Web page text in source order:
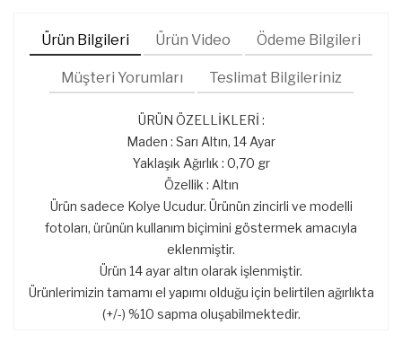
Ürün Bilgileri Ürün Video Ödeme Bilgileri
Müşteri Yorumları Teslimat Bilgileriniz
ÜRÜN ÖZELLİKLERİ :
Maden : Sarı Altın, 14 Ayar
Yaklaşık Ağırlık : 0,70 gr
Özellik : Altın
Ürün sadece Kolye Ucudur. Ürünün zincirli ve modelli
fotoları, ürünün kullanım biçimini göstermek amacıyla
eklenmiştir.
Ürün 14 ayar altın olarak işlenmiştir.
Ürünlerimizin tamamı el yapımı olduğu için belirtilen ağırlıkta
(+/-) %10 sapma oluşabilmektedir.